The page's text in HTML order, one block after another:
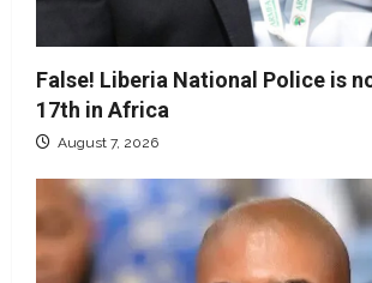
False! Liberia National Police is
17th in Africa
August 7, 2026